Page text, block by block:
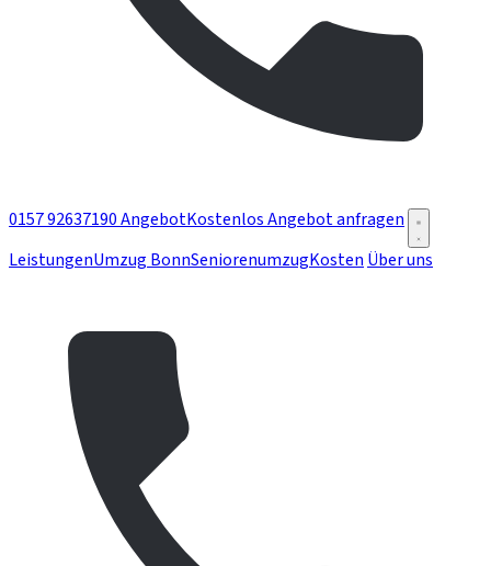
0157 92637190AngebotKostenlos Angebot anfragen
LeistungenUmzug BonnSeniorenumzugKosten Über uns